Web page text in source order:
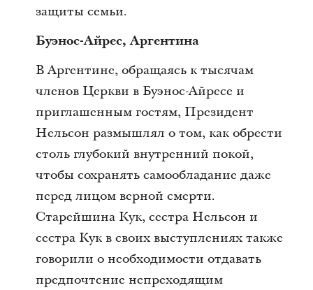
защиты семьи.
Буэнос-Айрес, Аргентина
В Аргентине, обращаясь к тысячам
членов Церкви в Буэнос-Айресе и
приглашенным гостям, Президент
Нельсон размышлял о том, как обрести
столь глубокий внутренний покой,
чтобы сохранять самообладание даже
перед лицом верной смерти.
Старейшина Кук, сестра Нельсон и
сестра Кук в своих выступлениях также
говорили о необходимости отдавать
предпочтение непреходящим